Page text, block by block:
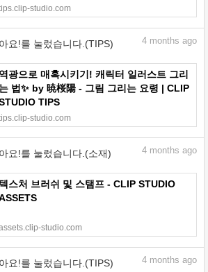
studio.com
요!를 눌렀습니다.(TIPS) 4 months ago
역광으로 매혹시키기! 캐릭터 일러스트 그리
는 법✨ by 暁桜陽 - 그림 그리는 요령 | CLIP
TIPS
studio.com
요!를 눌렀습니다.(소재) 4 months ago
텍스처 브러쉬 및 스탬프 - CLIP STUDIO
studio.com
요!를 눌렀습니다.(TIPS) 4 months ago